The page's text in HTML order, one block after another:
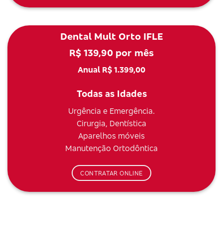
Dental Mult Orto IFLE
R$ 139,90 por mês
Anual R$ 1.399,00
Todas as Idades
Urgência e Emergência.
Cirurgia, Dentística
Aparelhos móveis
Manutenção Ortodôntica
CONTRATAR ONLINE